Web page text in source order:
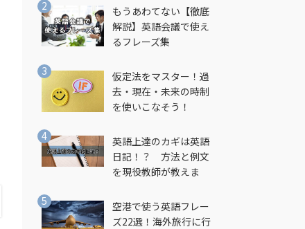
もうあわてない【徹底
解説】英語会議で使え
るフレーズ集
仮定法をマスター！過
去・現在・未来の時制
を使いこなそう！
英語上達のカギは英語
日記！？ 方法と例文
を現役教師が教えま
空港で使う英語フレー
ズ22選！海外旅行に行